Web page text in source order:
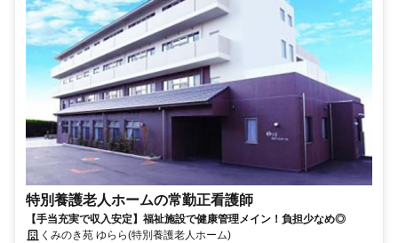
特別養護老人ホームの常勤正看護師
【手当充実で収入安定】福祉施設で健康管理メイン！負担少なめ◎
くみのき苑 ゆらら(特別養護老人ホーム)